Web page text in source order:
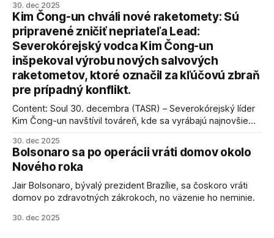
kľúčové pre úspešné dosiahnutie prímeria v Gaze. Agentúra
AFP informuje, že Trump vyjadril presvedčenie, že Izrael plní
podmienky dohody o prí
30. dec 2025
Kim Čong-un chváli nové raketomety: Sú
pripravené zničiť nepriateľa Lead:
Severokórejský vodca Kim Čong-un
inšpekoval výrobu nových salvových
raketometov, ktoré označil za kľúčovú zbraň
pre prípadný konflikt.
Content: Soul 30. decembra (TASR) – Severokórejský líder
Kim Čong-un navštívil továreň, kde sa vyrábajú najnovšie
schopnosti. Informovali o tom štátne médiá KĽDR, na ktoré
sa odvoláva agentúra AFP.
30. dec 2025
Bolsonaro sa po operácii vráti domov okolo
Nového roka
Jair Bolsonaro, bývalý prezident Brazílie, sa čoskoro vráti
domov po zdravotných zákrokoch, no väzenie ho neminie.
30. dec 2025